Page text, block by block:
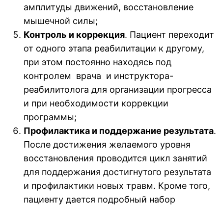
амплитуды движений, восстановление
мышечной силы;
Контроль и коррекция. Пациент переходит
от одного этапа реабилитации к другому,
при этом постоянно находясь под
контролем врача и инструктора-
реабилитолога для организации прогресса
и при необходимости коррекции
программы;
Профилактика и поддержание результата.
После достижения желаемого уровня
восстановления проводится цикл занятий
для поддержания достигнутого результата
и профилактики новых травм. Кроме того,
пациенту дается подробный набор